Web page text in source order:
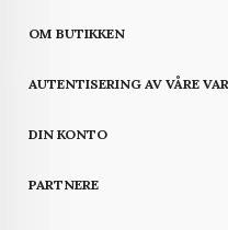
OM BUTIKKEN
AUTENTISERING AV VÅRE
DIN KONTO
PARTNERE